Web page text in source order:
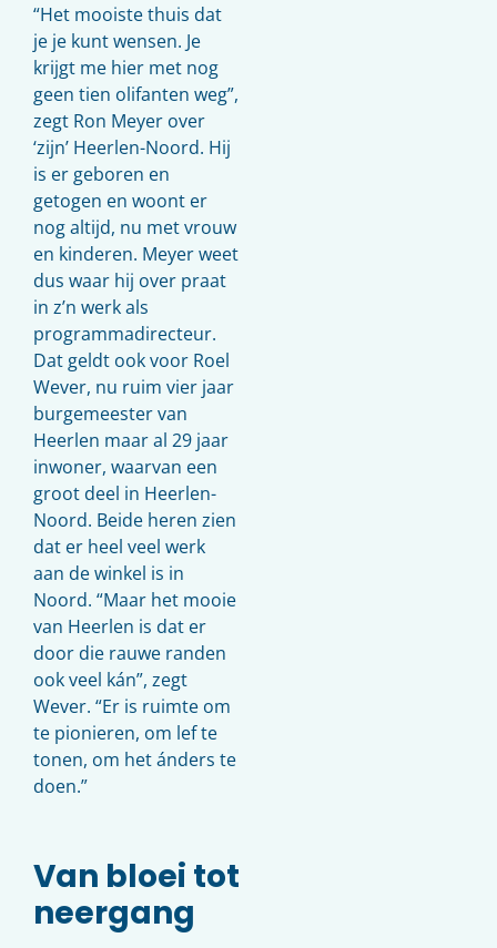
“Het mooiste thuis dat
je je kunt wensen. Je
krijgt me hier met nog
geen tien olifanten weg”,
zegt Ron Meyer over
‘zijn’ Heerlen-Noord. Hij
is er geboren en
getogen en woont er
nog altijd, nu met vrouw
en kinderen. Meyer weet
dus waar hij over praat
in z’n werk als
programmadirecteur.
Dat geldt ook voor Roel
Wever, nu ruim vier jaar
burgemeester van
Heerlen maar al 29 jaar
inwoner, waarvan een
groot deel in Heerlen-
Noord. Beide heren zien
dat er heel veel werk
aan de winkel is in
Noord. “Maar het mooie
van Heerlen is dat er
door die rauwe randen
ook veel kán”, zegt
Wever. “Er is ruimte om
te pionieren, om lef te
tonen, om het ánders te
doen.”
Van bloei tot
neergang